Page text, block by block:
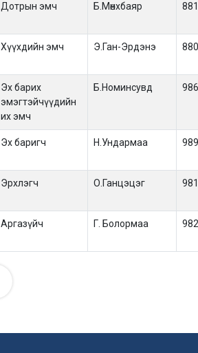
Дотрын эмч Б.Мөнхбаяр
Хүүхдийн эмч Э.Ган-Эрдэнэ
Эх барих
эмэгтэйчүүдийн
их эмч
Б.Номинсувд
Эх баригч Н.Ундармаа
Эрхлэгч О.Ганцэцэг
Аргазүйч Г. Болормаа